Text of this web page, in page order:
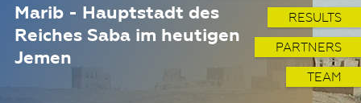
Marib - Hauptstadt des
Reiches Saba im heutigen
Jemen
RESULTS
PARTNERS
TEAM